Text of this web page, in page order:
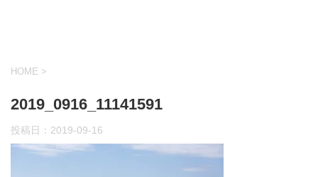
HOME >
2019_0916_11141591
投稿日： 2019-09-16